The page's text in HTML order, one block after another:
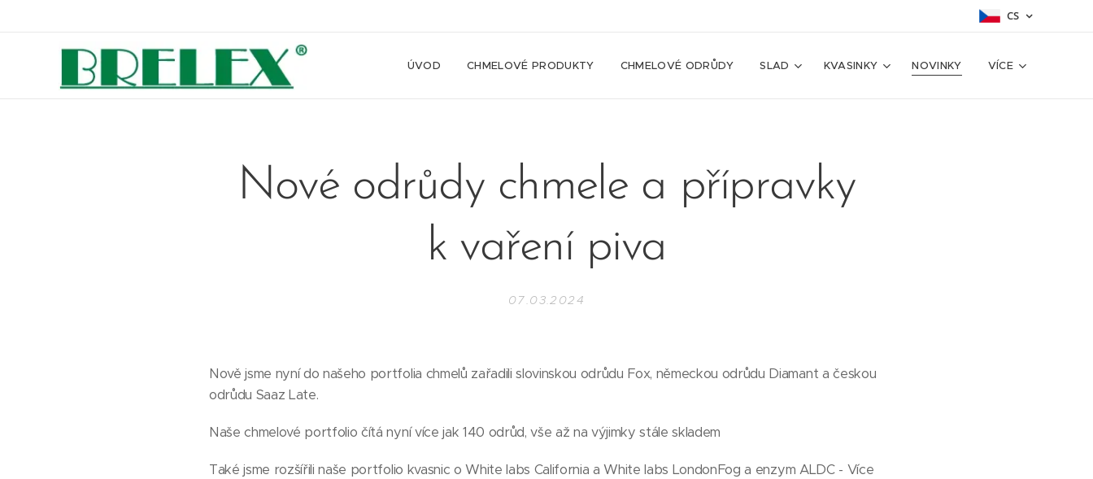
CS
ÚVOD CHMELOVÉ PRODUKTY CHMELOVÉ ODRŮDY SLAD KVASINKY NOVINKY VÍCE
Nové odrůdy chmele a přípravky
k vaření piva
07.03.2024
Nově jsme nyní do našeho portfolia chmelů zařadili slovinskou odrůdu Fox, německou odrůdu Diamant a českou
odrůdu Saaz Late.
Naše chmelové portfolio čítá nyní více jak 140 odrůd, vše až na výjimky stále skladem
Také jsme rozšířili naše portfolio kvasnic o White labs California a White labs LondonFog a enzym ALDC - Více